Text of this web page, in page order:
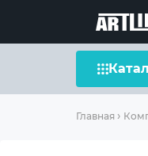
Главная